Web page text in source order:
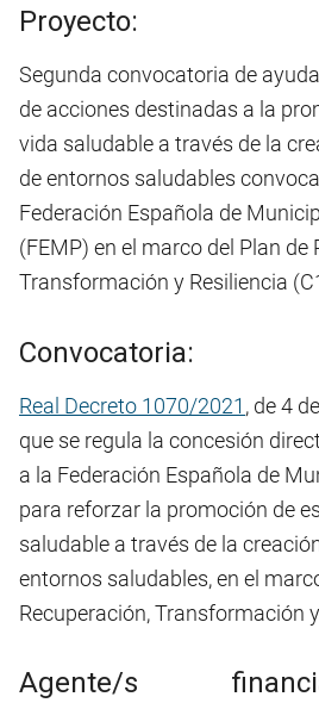
Proyecto:
Segunda convocatoria de
de acciones destinadas a la
vida saludable a través de la
de entornos saludables
Federación Española de
(FEMP) en el marco del Plan de
Transformación y Resiliencia
Convocatoria:
Real Decreto 1070/2021, de 4
que se regula la concesión
a la Federación Española de
para reforzar la promoción de
saludable a través de la
entornos saludables, en el
Recuperación, Transformación
Agente/s